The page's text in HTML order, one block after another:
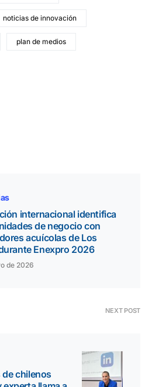
noticias de innovación
plan de medios
internacional identifica
de negocio con
acuícolas de Los
Enexpro 2026
de 2026
NEXT POST
de chilenos